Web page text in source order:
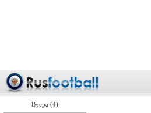
Вчера (4)